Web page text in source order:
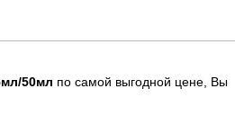
50мл по самой выгодной цене, Вы